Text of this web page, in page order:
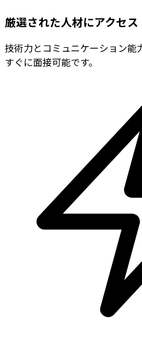
厳選された人材にアクセス
技術力とコミュニケーション能
すぐに面接可能です。